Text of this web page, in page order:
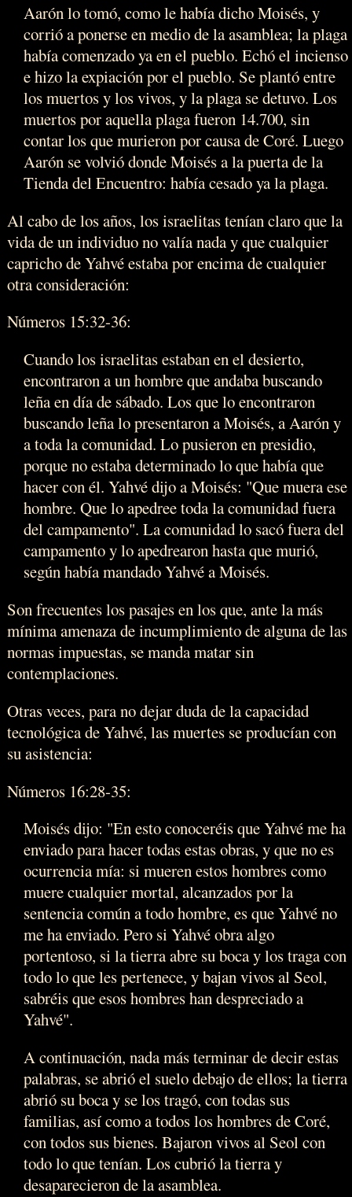
Aarón lo tomó, como le había dicho Moisés, y
corrió a ponerse en medio de la asamblea; la plaga
había comenzado ya en el pueblo. Echó el incienso
e hizo la expiación por el pueblo. Se plantó entre
los muertos y los vivos, y la plaga se detuvo. Los
muertos por aquella plaga fueron 14.700, sin
contar los que murieron por causa de Coré. Luego
Aarón se volvió donde Moisés a la puerta de la
Tienda del Encuentro: había cesado ya la plaga.
Al cabo de los años, los israelitas tenían claro que la
vida de un individuo no valía nada y que cualquier
capricho de Yahvé estaba por encima de cualquier
otra consideración:
Números 15:32-36:
Cuando los israelitas estaban en el desierto,
encontraron a un hombre que andaba buscando
leña en día de sábado. Los que lo encontraron
buscando leña lo presentaron a Moisés, a Aarón y
a toda la comunidad. Lo pusieron en presidio,
porque no estaba determinado lo que había que
hacer con él. Yahvé dijo a Moisés: "Que muera ese
hombre. Que lo apedree toda la comunidad fuera
del campamento". La comunidad lo sacó fuera del
campamento y lo apedrearon hasta que murió,
según había mandado Yahvé a Moisés.
Son frecuentes los pasajes en los que, ante la más
mínima amenaza de incumplimiento de alguna de las
normas impuestas, se manda matar sin
contemplaciones.
Otras veces, para no dejar duda de la capacidad
tecnológica de Yahvé, las muertes se producían con
su asistencia:
Números 16:28-35:
Moisés dijo: "En esto conoceréis que Yahvé me ha
enviado para hacer todas estas obras, y que no es
ocurrencia mía: si mueren estos hombres como
muere cualquier mortal, alcanzados por la
sentencia común a todo hombre, es que Yahvé no
me ha enviado. Pero si Yahvé obra algo
portentoso, si la tierra abre su boca y los traga con
todo lo que les pertenece, y bajan vivos al Seol,
sabréis que esos hombres han despreciado a
Yahvé".
A continuación, nada más terminar de decir estas
palabras, se abrió el suelo debajo de ellos; la tierra
abrió su boca y se los tragó, con todas sus
familias, así como a todos los hombres de Coré,
con todos sus bienes. Bajaron vivos al Seol con
todo lo que tenían. Los cubrió la tierra y
desaparecieron de la asamblea.